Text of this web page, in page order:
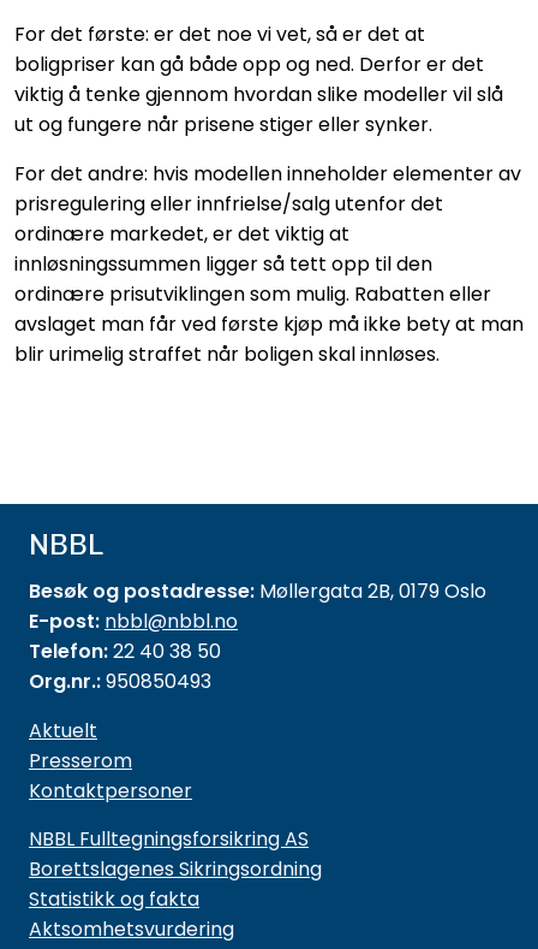
For det første: er det noe vi vet, så er det at
boligpriser kan gå både opp og ned. Derfor er det
viktig å tenke gjennom hvordan slike modeller vil slå
ut og fungere når prisene stiger eller synker.
For det andre: hvis modellen inneholder elementer av
prisregulering eller innfrielse/salg utenfor det
ordinære markedet, er det viktig at
innløsningssummen ligger så tett opp til den
ordinære prisutviklingen som mulig. Rabatten eller
avslaget man får ved første kjøp må ikke bety at man
blir urimelig straffet når boligen skal innløses.
NBBL
Besøk og postadresse: Møllergata 2B, 0179 Oslo
E-post: nbbl@nbbl.no
Telefon:22 40 38 50
Org.nr.:950850493
Aktuelt
Presserom
Kontaktpersoner
NBBL Fulltegningsforsikring AS
Borettslagenes Sikringsordning
Statistikk og fakta
Aktsomhetsvurdering